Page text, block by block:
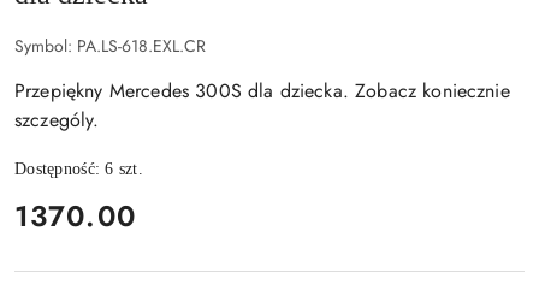
Symbol: PA.LS-618.EXL.CR
Przepiękny Mercedes 300S dla dziecka. Zobacz koniecznie
szczególy.
Dostępność:6 szt.
cena:
1370.00